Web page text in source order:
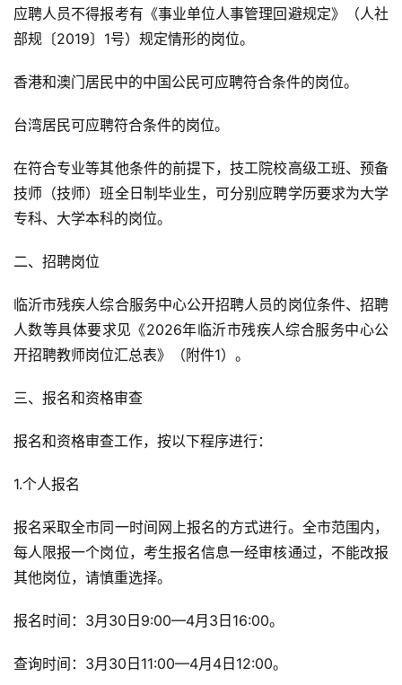
应聘人员不得报考有《事业单位人事管理回避规定》（人社
部规〔2019〕1号）规定情形的岗位。
香港和澳门居民中的中国公民可应聘符合条件的岗位。
台湾居民可应聘符合条件的岗位。
在符合专业等其他条件的前提下，技工院校高级工班、预备
技师（技师）班全日制毕业生，可分别应聘学历要求为大学
专科、大学本科的岗位。
二、招聘岗位
临沂市残疾人综合服务中心公开招聘人员的岗位条件、招聘
人数等具体要求见《2026年临沂市残疾人综合服务中心公
开招聘教师岗位汇总表》（附件1）。
三、报名和资格审查
报名和资格审查工作，按以下程序进行：
1.个人报名
报名采取全市同一时间网上报名的方式进行。全市范围内，
每人限报一个岗位，考生报名信息一经审核通过，不能改报
其他岗位，请慎重选择。
报名时间：3月30日9:00—4月3日16:00。
查询时间：3月30日11:00—4月4日12:00。